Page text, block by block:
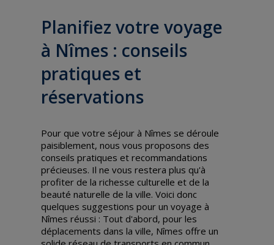
Planifiez votre voyage
à Nîmes : conseils
pratiques et
réservations
Pour que votre séjour à Nîmes se déroule
paisiblement, nous vous proposons des
conseils pratiques et recommandations
précieuses. Il ne vous restera plus qu'à
profiter de la richesse culturelle et de la
beauté naturelle de la ville. Voici donc
quelques suggestions pour un voyage à
Nîmes réussi : Tout d'abord, pour les
déplacements dans la ville, Nîmes offre un